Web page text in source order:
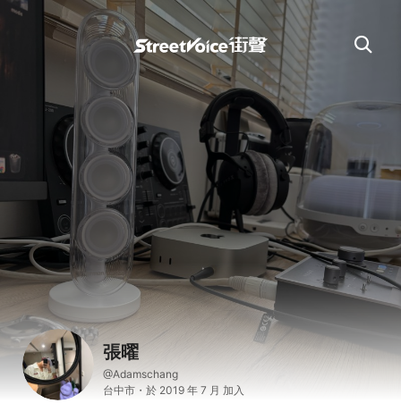
張曜
@Adamschang
台中市・於 2019 年 7 月 加入